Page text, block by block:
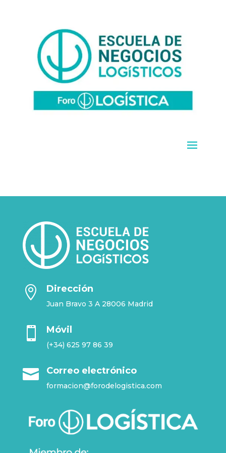
 Dirección
Juan Bravo 3 A 28006 Madrid
 Móvil
(+34) 625 97 86 39
 Correo electrónico
formacion@forodelogistica.com